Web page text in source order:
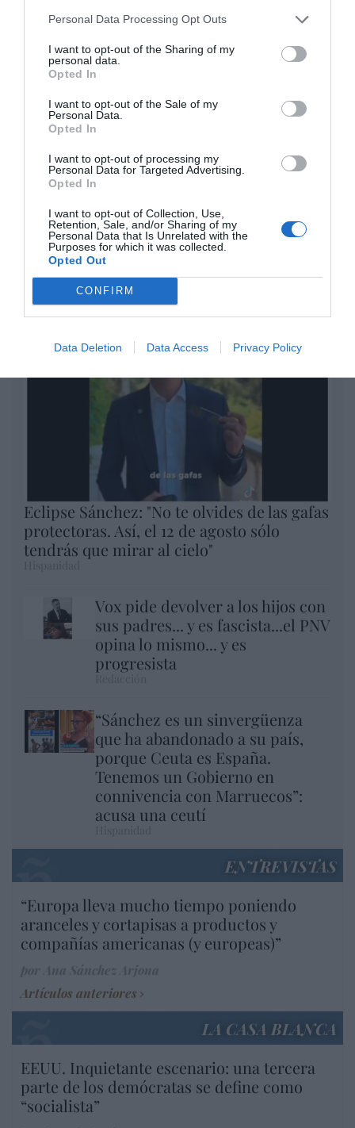
Personal Data Processing Opt Outs
I want to opt-out of the Sharing of my
personal data.
Opted In
I want to opt-out of the Sale of my
Personal Data.
Opted In
I want to opt-out of processing my
Personal Data for Targeted Advertising.
Opted In
I want to opt-out of Collection, Use,
Retention, Sale, and/or Sharing of my
Personal Data that Is Unrelated with the
Purposes for which it was collected.
Opted Out
CONFIRM
Data Deletion Data Access Privacy Policy
Nokia, Ericsson... Huawei: lo que importan
son las patentes
Eulogio López
Isabel Pantoja pierde dos pleitos
con Hacienda por 700.000
euros... suma y sigue
Eulogio López
El IBEX 35 cerró la sesión del
miércoles en los 20.057 puntos,
un nuevo récord
Eulogio López
Argumentos
Eclipse Sánchez: "No te olvides de las gafas
protectoras. Así, el 12 de agosto sólo
tendrás que mirar al cielo"
Vox pide devolver a los hijos con
sus padres... y es fascista...el PNV
opina lo mismo... y es
progresista
“Sánchez es un sinvergüenza
que ha abandonado a su país,
porque Ceuta es España.
Tenemos un Gobierno en
connivencia con Marruecos”:
acusa una ceutí
ENTREVISTAS
“Europa lleva mucho tiempo poniendo
aranceles y cortapisas a productos y
compañías americanas (y europeas)”
Artículos anteriores
LA CASA BLANCA
EEUU. Inquietante escenario: una tercera
parte de los demócratas se define como
“socialista”